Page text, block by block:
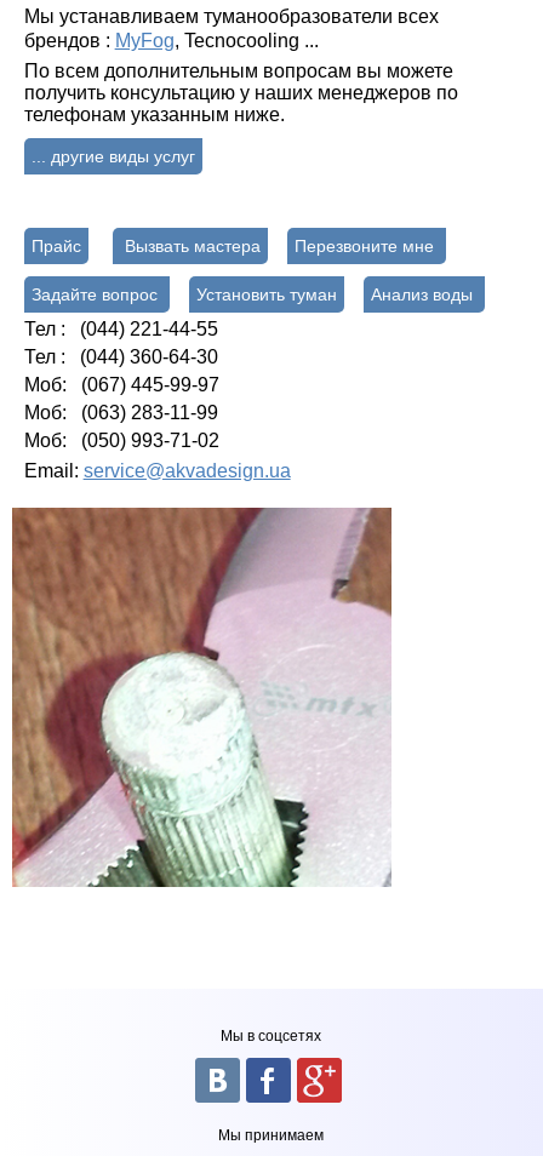
Мы устанавливаем туманообразователи всех
брендов : MyFog, Tecnocooling ...
По всем дополнительным вопросам вы можете
получить консультацию у наших менеджеров по
телефонам указанным ниже.
... другие виды услуг
Прайс Вызвать мастера Перезвоните мне
Задайте вопрос Установить туман Анализ воды
Тел : (044) 221-44-55
Тел : (044) 360-64-30
Моб: (067) 445-99-97
Моб: (063) 283-11-99
Моб: (050) 993-71-02
Email: service@akvadesign.ua
Мы в соцсетях
Мы принимаем